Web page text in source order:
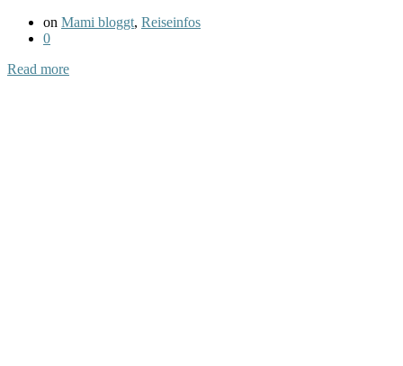
on Mami bloggt, Reiseinfos
0
Read more